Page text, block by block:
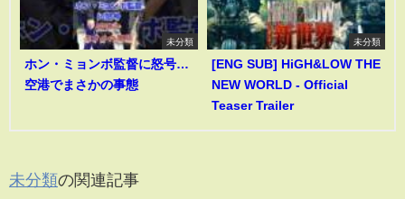
未分類
ホン・ミョンボ監督に怒号…
空港でまさかの事態
未分類
[ENG SUB] HiGH&LOW THE
NEW WORLD - Official
Teaser Trailer
未分類の関連記事